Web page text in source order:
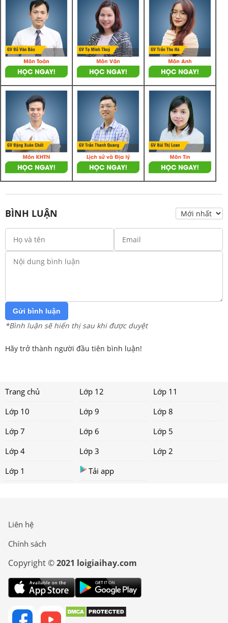
BÌNH LUẬN
Gửi bình luận
*Bình luận sẽ hiển thị sau khi được duyệt
Hãy trở thành người đầu tiên bình luận!
Trang chủ Lớp 12
Lớp 11
Lớp 10
Lớp 9
Lớp 8
Lớp 7
Lớp 6
Lớp 5
Lớp 4
Lớp 3
Lớp 2
Lớp 1
Tải app
Liên hệ
Chính sách
Copyright ©2021 loigiaihay.com